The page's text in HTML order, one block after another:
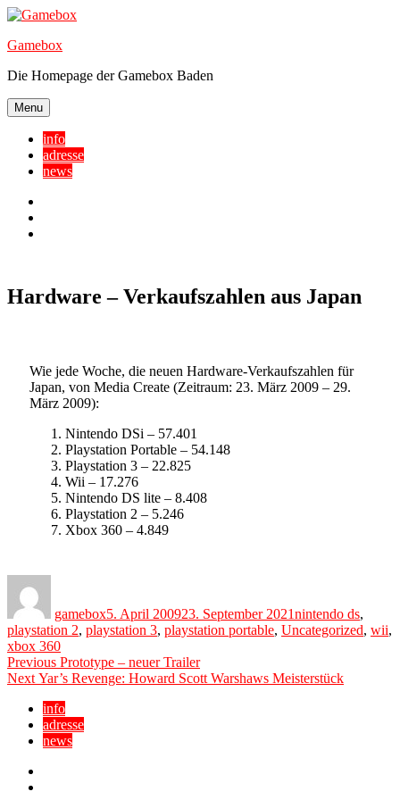
Skip
content
Gamebox
Die Homepage der Gamebox Baden
Menu
info
adresse
news
Hardware – Verkaufszahlen aus Japan
Wie jede Woche, die neuen Hardware-Verkaufszahlen für
Japan, von Media Create (Zeitraum: 23. März 2009 – 29.
März 2009):
Nintendo DSi – 57.401
Playstation Portable – 54.148
Playstation 3 – 22.825
Wii – 17.276
Nintendo DS lite – 8.408
Playstation 2 – 5.246
Xbox 360 – 4.849
gamebox5. April 200923. September 2021nintendo ds,
playstation 2, playstation 3, playstation portable, Uncategorized, wii,
xbox 360
Beitragsnavigation
Previous Previous
post:
Prototype – neuer Trailer
Next Next
Yar’s Revenge: Howard Scott Warshaws Meisterstück
info
adresse
news